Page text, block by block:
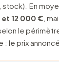
En
12 000 € ,
le
: le prix